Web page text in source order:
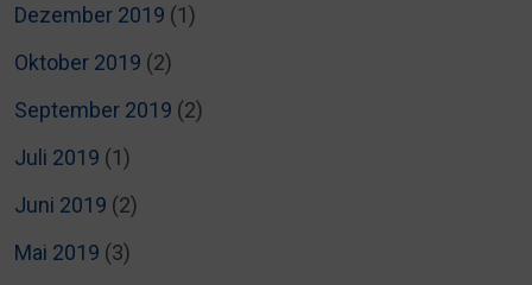
Dezember 2019 (1)
Oktober 2019 (2)
September 2019 (2)
Juli 2019 (1)
Juni 2019 (2)
Mai 2019 (3)